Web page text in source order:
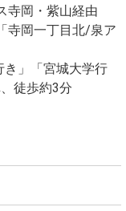
寺岡・紫山経由
寺岡一丁目北/泉ア
き」「宮城大学行
徒歩約3分